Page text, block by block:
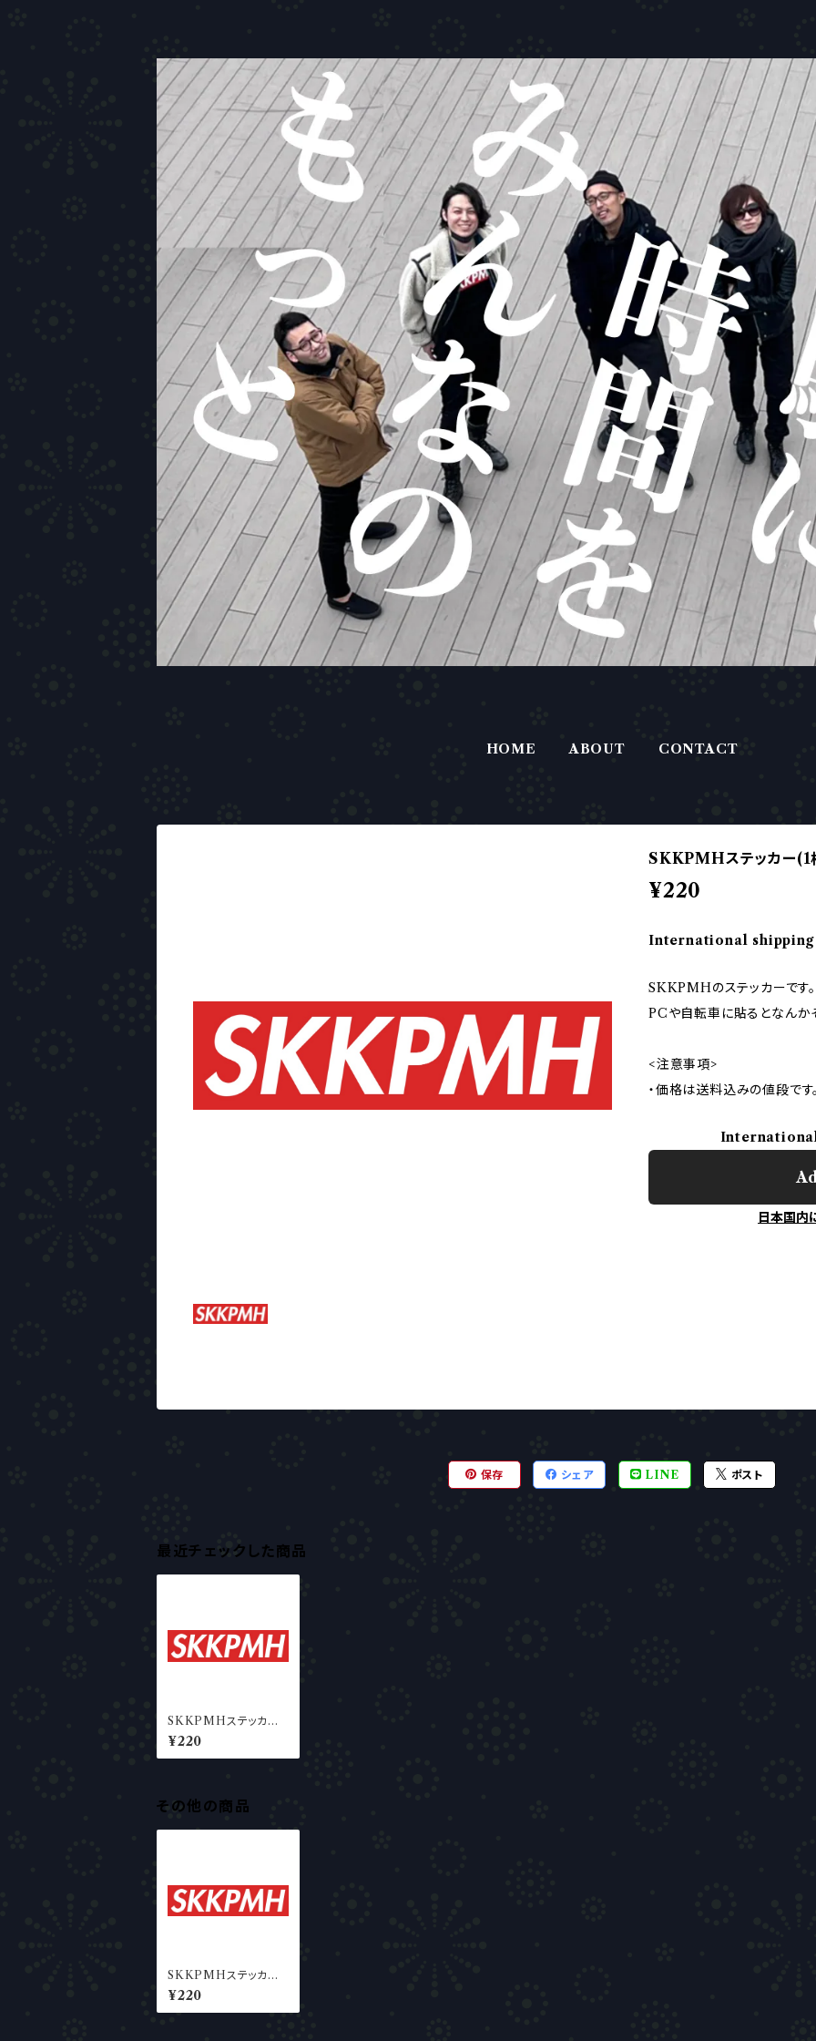
HOME ABOUT CONTACT
SKKPMHステッカー(1
¥220
International
SKKPMHのステッカーです。
PCや自転車に貼るとなんか
<注意事項>
・価格は送料込みの値段です
日本国内
保存 シェア LINE ポスト
最近チェックした商品
SKKPMHステッカー
(1枚)
¥220
その他の商品
SKKPMHステッカー
(1枚)
¥220